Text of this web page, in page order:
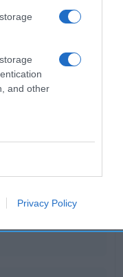
and other
Privacy Policy